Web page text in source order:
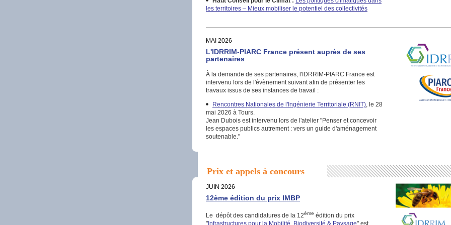
les territoires – Mieux mobiliser le potentiel des collectivités
MAI 2026
L'IDRRIM-PIARC France présent auprès de ses
partenaires
À la demande de ses partenaires, l'IDRRIM-PIARC France est
intervenu lors de l'évènement suivant afin de présenter les
travaux issus de ses instances de travail :
Rencontres Nationales de l'Ingénierie Territoriale (RNIT), le 28
mai 2026 à Tours.
Jean Dubois est intervenu lors de l'atelier "Penser et concevoir
les espaces publics autrement : vers un guide d'aménagement
soutenable."
Prix et appels à concours
JUIN 2026
12ème édition du prix IMBP
Le dépôt des candidatures de la 12ème édition du prix
" Infrastructures pour la Mobilité, Biodiversité & Paysage" est